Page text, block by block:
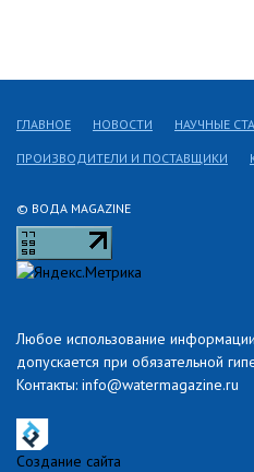
© ВОДА MAGAZINE
Любое использование
допускается при обязательной
Контакты: info@watermagazine.ru
ГЛАВНОЕ НОВОСТИ НАУЧНЫЕ
ПРОИЗВОДИТЕЛИ И ПОСТАВЩИКИ
Создание сайта